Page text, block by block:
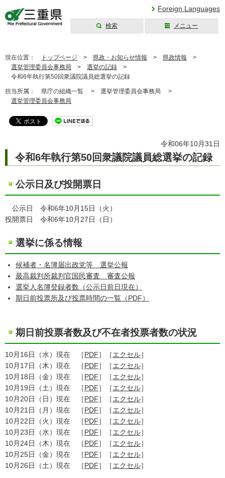
Foreign Languages
検索 メニュー
現在位置： トップページ > 県政・お知らせ情報 > 県政情報 >
選挙管理委員会事務局 > 選挙の記録 >
令和6年執行第50回衆議院議員総選挙の記録
担当所属： 県庁の組織一覧 > 選挙管理委員会事務局 >
選挙管理委員会事務局
令和06年10月31日
令和6年執行第50回衆議院議員総選挙の記録
公示日及び投開票日
公示日 令和6年10月15日（火）
投開票日 令和6年10月27日（日）
選挙に係る情報
候補者・名簿届出政党等 選挙公報
最高裁判所裁判官国民審査 審査公報
選挙人名簿登録者数（公示日前日現在）
期日前投票所及び投票時間の一覧（PDF）
期日前投票者数及び不在者投票者数の状況
10月16日（水）現在 ［PDF］［エクセル］
10月17日（木）現在 ［PDF］［エクセル］
10月18日（金）現在 ［PDF］［エクセル］
10月19日（土）現在 ［PDF］［エクセル］
10月20日（日）現在 ［PDF］［エクセル］
10月21日（月）現在 ［PDF］［エクセル］
10月22日（火）現在 ［PDF］［エクセル］
10月23日（水）現在 ［PDF］［エクセル］
10月24日（木）現在 ［PDF］［エクセル］
10月25日（金）現在 ［PDF］［エクセル］
10月26日（土）現在 ［PDF］［エクセル］